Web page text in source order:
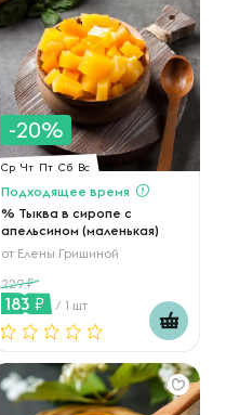
-20%
Ср Чт Пт Сб Вс
Подходящее время
% Тыква в сиропе с
апельсином (маленькая)
от Елены Гришиной
229
183 / 1 шт